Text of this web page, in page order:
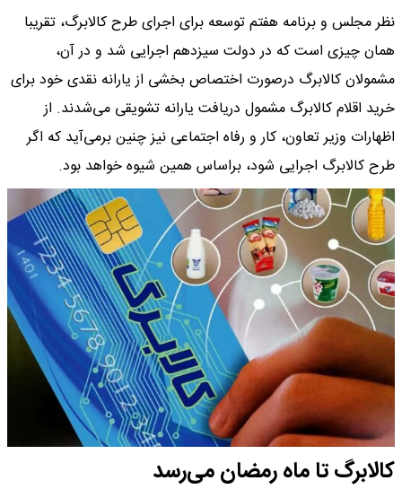
نظر مجلس و برنامه هفتم توسعه برای اجرای طرح کالابرگ، تقریبا
همان چیزی است که در دولت سیزدهم اجرایی شد و در آن،
مشمولان کالابرگ درصورت اختصاص بخشی از یارانه نقدی خود برای
خرید اقلام کالابرگ مشمول دریافت یارانه تشویقی می‌شدند. از
اظهارات وزیر تعاون، کار و رفاه اجتماعی نیز چنین برمی‌آید که اگر
طرح کالابرگ اجرایی شود، براساس همین شیوه خواهد بود.
کالابرگ تا ‌ماه رمضان می‌رسد